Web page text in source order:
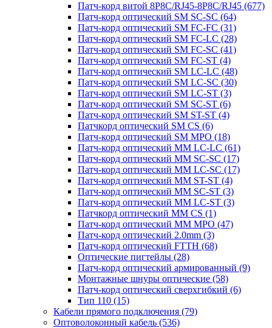
Патч-корд витой 8P8C/RJ45-8P8C/RJ45 (677)
Патч-корд оптический SM SC-SC (64)
Патч-корд оптический SM FC-FC (31)
Патч-корд оптический SM FC-LC (28)
Патч-корд оптический SM FC-SC (41)
Патч-корд оптический SM FC-ST (4)
Патч-корд оптический SM LC-LC (48)
Патч-корд оптический SM LC-SC (30)
Патч-корд оптический SM LC-ST (3)
Патч-корд оптический SM SC-ST (6)
Патч-корд оптический SM ST-ST (4)
Патчкорд оптический SM CS (6)
Патч-корд оптический SM MPO (18)
Патч-корд оптический MM LC-LC (61)
Патч-корд оптический MM SC-SC (17)
Патч-корд оптический MM LC-SC (17)
Патч-корд оптический MM ST-ST (4)
Патч-корд оптический MM SC-ST (3)
Патч-корд оптический MM LC-ST (3)
Патчкорд оптический MM CS (1)
Патч-корд оптический MM MPO (47)
Патч-корд оптический 2.0mm (3)
Патч-корд оптический FTTH (68)
Оптические пигтейлы (28)
Патч-корд оптический армированный (9)
Монтажные шнуры оптические (58)
Патч-корд оптический сверхгибкий (6)
Тип 110 (15)
Кабели прямого подключения (79)
Оптоволоконный кабель (536)